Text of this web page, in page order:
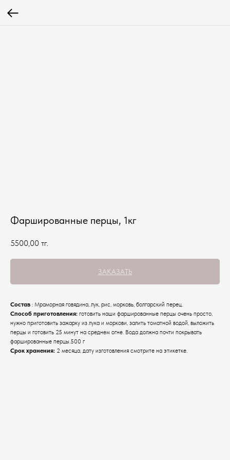
Фаршированные перцы, 1кг
5500,00 тг.
ЗАКАЗАТЬ
Состав : Мраморная говядина, лук, рис, морковь, болгарский перец.
Способ приготовления: готовить наши фаршированные перцы очень просто,
нужно приготовить зажарку из лука и моркови, залить томатной водой, выложить
перцы и готовить 25 минут на среднем огне. Вода должна почти покрывать
фаршированные перцы.500 г
Срок хранения: 2 месяца, дату изготовления смотрите на этикетке.